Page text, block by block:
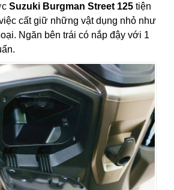
Suzuki Burgman Street 125 tiện
cất giữ những vật dụng nhỏ như
Ngăn bên trái có nắp đậy với 1